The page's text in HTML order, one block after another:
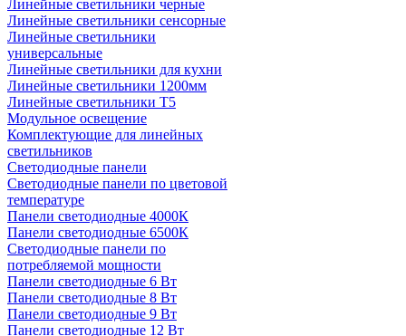
Линейные светильники черные
Линейные светильники сенсорные
Линейные светильники
универсальные
Линейные светильники для кухни
Линейные светильники 1200мм
Линейные светильники Т5
Модульное освещение
Комплектующие для линейных
светильников
Светодиодные панели
Светодиодные панели по цветовой
температуре
Панели светодиодные 4000К
Панели светодиодные 6500К
Светодиодные панели по
потребляемой мощности
Панели светодиодные 6 Вт
Панели светодиодные 8 Вт
Панели светодиодные 9 Вт
Панели светодиодные 12 Вт